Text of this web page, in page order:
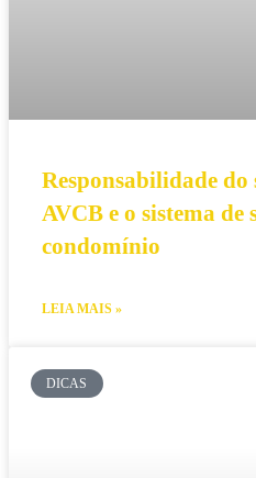
Responsabilidade do
AVCB e o sistema
condomínio
LEIA MAIS »
DICAS